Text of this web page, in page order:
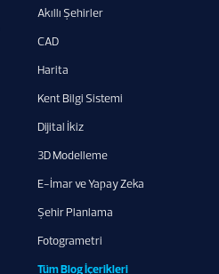
Akıllı Şehirler
CAD
Harita
Kent Bilgi Sistemi
Dijital İkiz
3D Modelleme
E-İmar ve Yapay Zeka
Şehir Planlama
Fotogrametri
Tüm Blog İçerikleri